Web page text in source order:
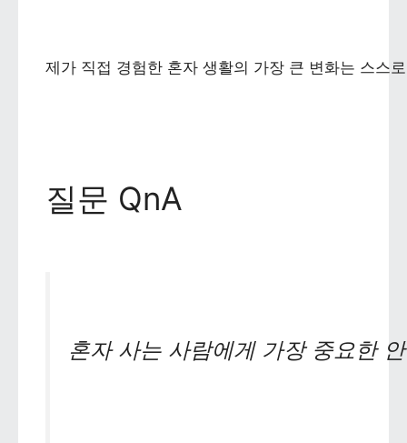
제가 직접 경험한 혼자 생활의 가장 큰 변화는 스스
질문 QnA
혼자 사는 사람에게 가장 중요한